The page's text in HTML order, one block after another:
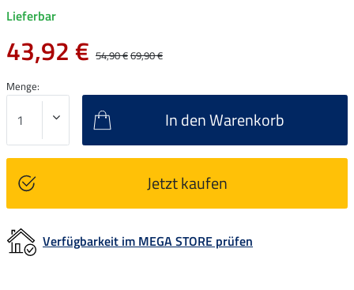
Lieferbar
43,92 € 54,90 €69,90 €
Menge:
In den Warenkorb
Jetzt kaufen
Verfügbarkeit im MEGA STORE prüfen